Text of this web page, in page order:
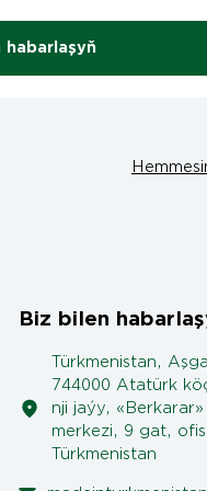
Biz bilen
Türkmenistan,
744000 Atatürk
nji jaýy,
merkezi, 9 gat, ofis
Türkmenistan